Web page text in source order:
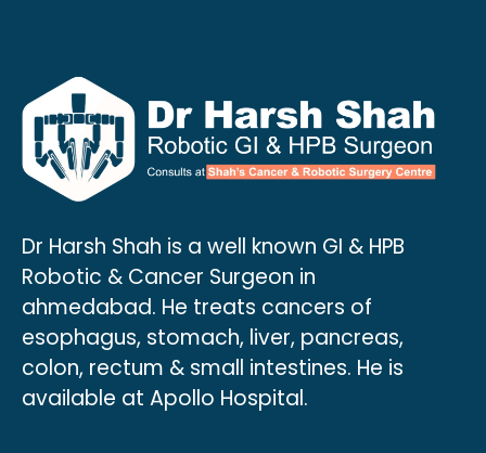
Dr Harsh Shah is a well known GI & HPB
Robotic & Cancer Surgeon in
ahmedabad. He treats cancers of
esophagus, stomach, liver, pancreas,
colon, rectum & small intestines. He is
available at Apollo Hospital.